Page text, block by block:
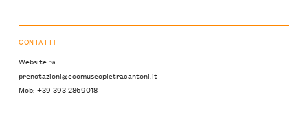
CONTATTI
Website ↝
prenotazioni@ecomuseopietracantoni.it
Mob: +39 393 2869018